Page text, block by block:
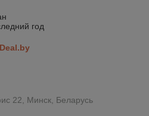
год
Deal.by
22, Минск, Беларусь